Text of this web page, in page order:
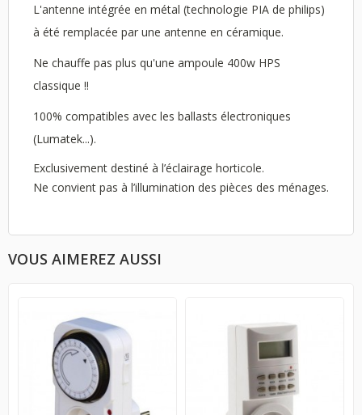
L'antenne intégrée en métal (technologie PIA de philips)
à été remplacée par une antenne en céramique.
Ne chauffe pas plus qu'une ampoule 400w HPS
classique !!
100% compatibles avec les ballasts électroniques
(Lumatek...).
Exclusivement destiné à l’éclairage horticole.
Ne convient pas à l’illumination des pièces des ménages.
VOUS AIMEREZ AUSSI